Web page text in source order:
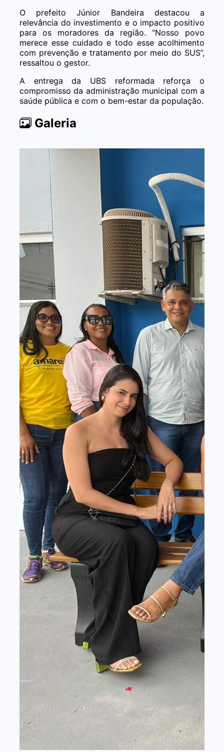
O prefeito Júnior Bandeira destacou a
relevância do investimento e o impacto positivo
para os moradores da região. “Nosso povo
merece esse cuidado e todo esse acolhimento
com prevenção e tratamento por meio do SUS”,
ressaltou o gestor.
A entrega da UBS reformada reforça o
compromisso da administração municipal com a
saúde pública e com o bem-estar da população.
Galeria